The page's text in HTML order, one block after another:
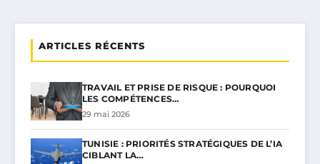
ARTICLES RÉCENTS
TRAVAIL ET PRISE DE RISQUE : POURQUOI
LES COMPÉTENCES…
29 mai 2026
TUNISIE : PRIORITÉS STRATÉGIQUES DE L’IA
CIBLANT LA…